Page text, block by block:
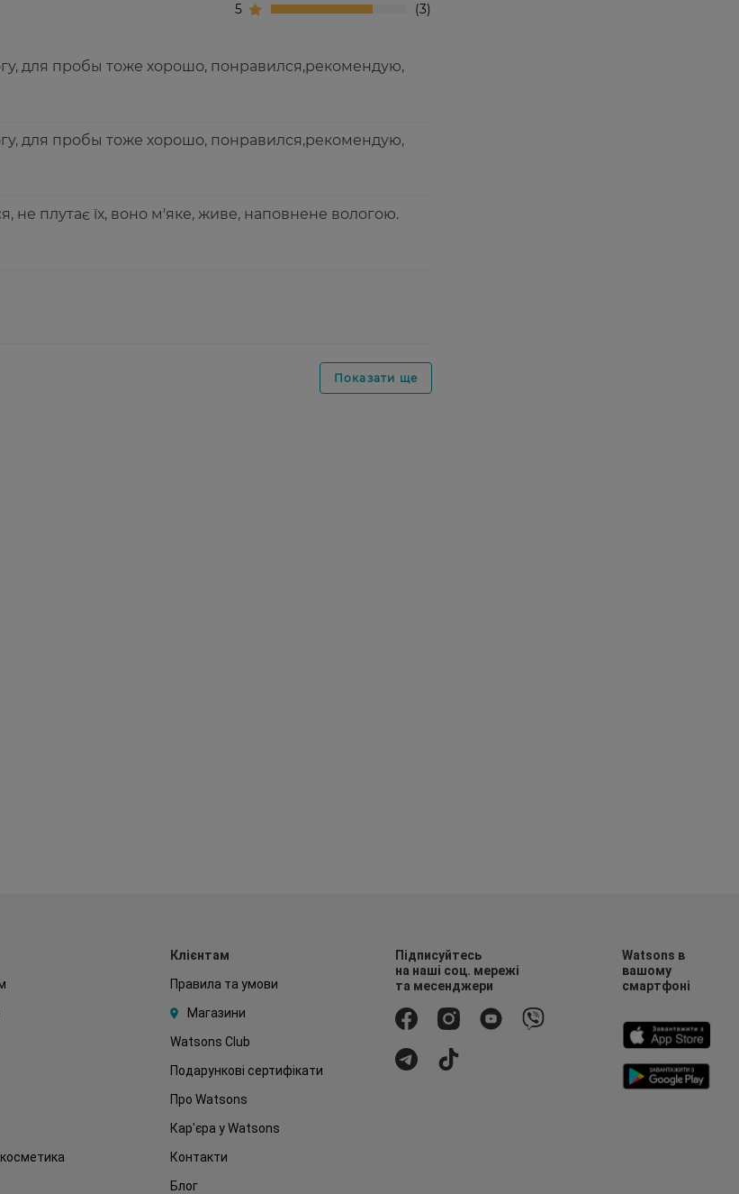
5
3
для пробы тоже хорошо, понравился,рекомендую,
для пробы тоже хорошо, понравился,рекомендую,
не плутає їх, воно м'яке, живе, наповнене вологою.
Показати ще
Клієнтам
Правила та умови
Магазини
Watsons Club
Подарункові сертифікати
Про Watsons
Кар'єра у Watsons
Контакти
Блог
Підписуйтесь
на наші соц. мережі
та месенджери
Watsons в
вашому
смартфоні